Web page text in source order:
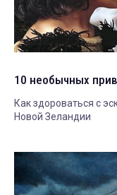
10 необычных
Как здороваться с
Новой Зеландии